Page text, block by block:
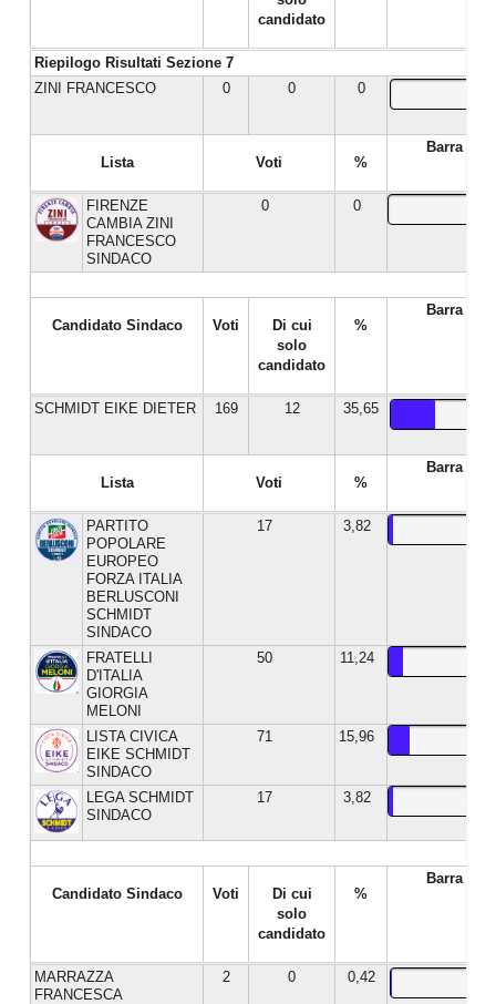
Riepilogo Risultati Sezione 7
candidato
ZINI FRANCESCO 0 0 0
Lista Voti %
Barra %
FIRENZE
CAMBIA ZINI
FRANCESCO
SINDACO
0 0
Candidato Sindaco Voti
Di cui
solo
candidato
%
Barra %
SCHMIDT EIKE DIETER 169 12 35,65
Lista Voti %
Barra %
PARTITO
POPOLARE
EUROPEO
FORZA ITALIA
BERLUSCONI
SCHMIDT
SINDACO
17 3,82
FRATELLI
D'ITALIA
GIORGIA
MELONI
50 11,24
LISTA CIVICA
EIKE SCHMIDT
SINDACO
71 15,96
LEGA SCHMIDT
SINDACO
17 3,82
Candidato Sindaco Voti
Di cui
solo
candidato
%
Barra %
MARRAZZA
FRANCESCA
2 0 0,42